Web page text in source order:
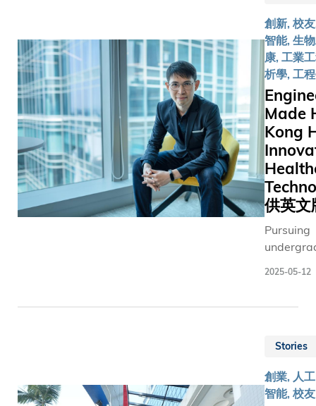
創新, 校
智能, 生
康, 工業
析學, 工
Made
Kong
供英文
Pursuing
Nick
his
2025-05-12
Stories
創業, 人工
智能, 校友